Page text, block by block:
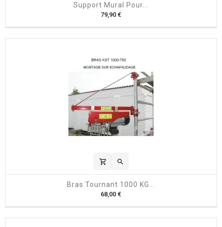
Support Mural Pour...
79,90 €
x
shopping_cart 
Bras Tournant 1000 KG...
68,00 €
x